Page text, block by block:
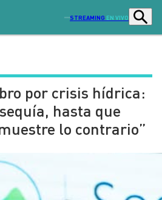
STREAMING EN VIVO
Programas
Actualidad
Economía
Deportes
por crisis hídrica:
hasta que
lo contrario”